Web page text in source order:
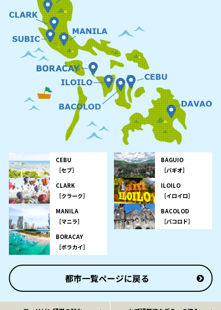
CEBU
［セブ］
BAGUIO
［バギオ］
CLARK
［クラーク］
ILOILO
［イロイロ］
MANILA
［マニラ］
BACOLOD
［バコロド］
BORACAY
［ボラカイ］
都市一覧ページに戻る